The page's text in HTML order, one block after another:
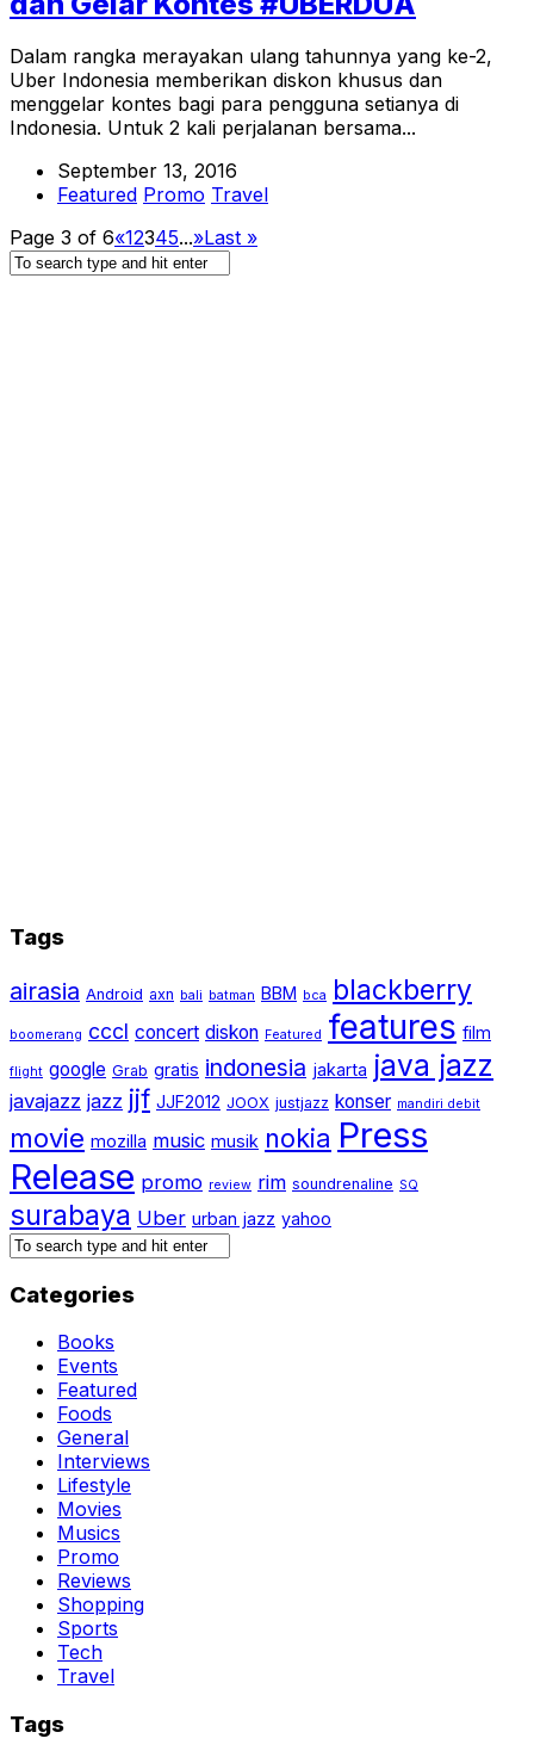
Dalam rangka merayakan ulang tahunnya yang ke-2,
Uber Indonesia memberikan diskon khusus dan
menggelar kontes bagi para pengguna setianya di
Indonesia. Untuk 2 kali perjalanan bersama...
September 13, 2016
Featured Promo Travel
Page 3 of 6«12345...»Last »
Tags
airasia Android axn bali batman BBM bca blackberry
boomerang cccl concert diskon Featured features film
flight google Grab gratis indonesia jakarta java jazz
javajazz jazz jjf JJF2012 JOOX justjazz konser mandiri debit
movie mozilla music musik nokia Press
Release promo review rim soundrenaline SQ
surabaya Uber urban jazz yahoo
Categories
Books
Events
Featured
Foods
General
Interviews
Lifestyle
Movies
Musics
Promo
Reviews
Shopping
Sports
Tech
Travel
Tags